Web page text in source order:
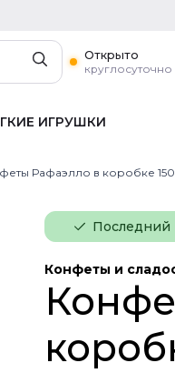
Открыто
круглосуточно
ИГРУШКИ
Рафаэлло в коробке
Последний
Конфеты и